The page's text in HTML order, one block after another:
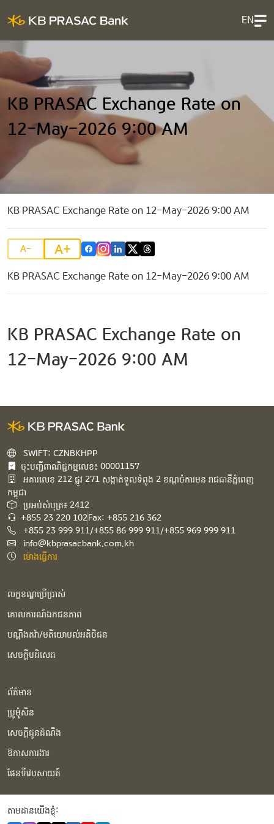
EN
KB PRASAC Exchange Rate on
12-May-2026 9:00 AM
KB PRASAC Exchange Rate on 12-May-2026 9:00 AM
A- A+
KB PRASAC Exchange Rate on 12-May-2026 9:00 AM
KB PRASAC Exchange Rate on
12-May-2026 9:00 AM
SWIFT: CZNBKHPP
ចុះបញ្ជីពាណិជ្ជកម្មលេខ៖ 00001157
អគារ​លេខ​ 212 ផ្លូវ 271 សង្កាត់ទួលទំពូង 2 ខណ្ឌចំការមន រាជធានីភ្នំពេញ
កម្ពុជា​
ប្រអប់សំបុត្រ៖ 2412
+855 23 220 102Fax: +855 216 362
+855 23 999 911/+855 86 999 911/+855 969 999 911
info@kbprasacbank.com.kh
ម៉ោងធ្វើការ
លក្ខខណ្ឌប្រើប្រាស់
គោលការណ៍ឯកជនភាព
បណ្ដឹងតវ៉ា/មតិយោបល់អតិថិជន
សេចក្ដីបដិសេធ
ព័ត៌មាន
ប្រូម៉ូសិន
សេចក្ដីជូនដំណឹង
ឱកាសការងារ
ផែនទីវេបសាយត៍
តាមដានយើងខ្ញុំំ: